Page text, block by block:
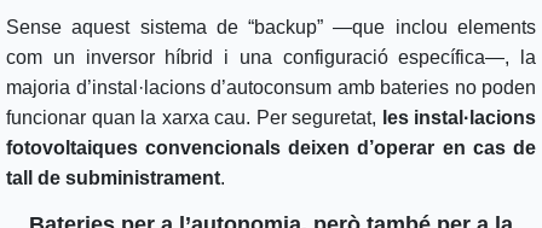
Sense aquest sistema de “backup” —que inclou elements
com un inversor híbrid i una configuració específica—, la
majoria d’instal·lacions d’autoconsum amb bateries no poden
funcionar quan la xarxa cau. Per seguretat, les instal·lacions
fotovoltaiques convencionals deixen d’operar en cas de
tall de subministrament.